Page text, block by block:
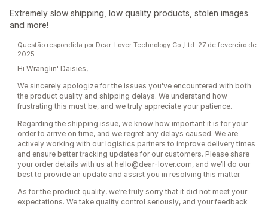
Extremely slow shipping, low quality products, stolen images
and more!
Questão respondida por Dear-Lover Technology Co.,Ltd. 27 de fevereiro de
2025
Hi Wranglin' Daisies,
We sincerely apologize for the issues you've encountered with both
the product quality and shipping delays. We understand how
frustrating this must be, and we truly appreciate your patience.
Regarding the shipping issue, we know how important it is for your
order to arrive on time, and we regret any delays caused. We are
actively working with our logistics partners to improve delivery times
and ensure better tracking updates for our customers. Please share
your order details with us at hello@dear-lover.com, and we’ll do our
best to provide an update and assist you in resolving this matter.
As for the product quality, we’re truly sorry that it did not meet your
expectations. We take quality control seriously, and your feedback